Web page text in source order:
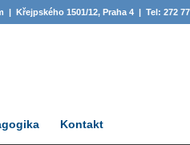
| Křejpského 1501/12, Praha 4 | Tel: 272
Kontakt